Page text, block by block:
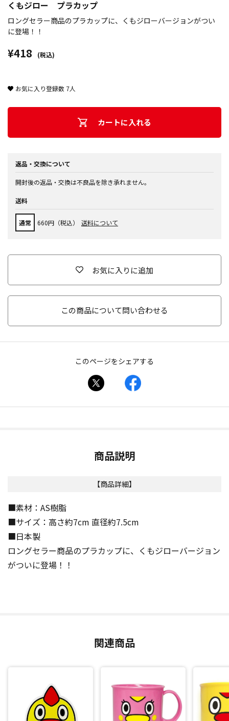
くもジロー プラカップ
ロングセラー商品のプラカップに、くもジローバージョンがつい
に登場！！
¥418 (税込)
お気に入り登録数 7人
カートに入れる
返品・交換について
開封後の返品・交換は不良品を除き承れません。
送料
通常 660円（税込） 送料について
お気に入りに追加
この商品について問い合わせる
このページをシェアする
商品説明
【商品詳細】
■素材：AS樹脂
■サイズ：高さ約7cm 直径約7.5cm
■日本製
ロングセラー商品のプラカップに、くもジローバージョン
がついに登場！！
関連商品